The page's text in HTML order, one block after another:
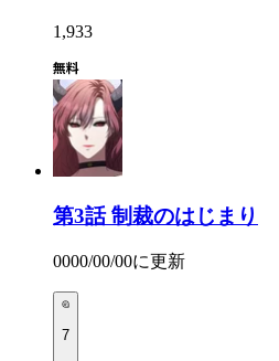
1,933
第3話 制裁のはじまり
0000/00/00に更新
7